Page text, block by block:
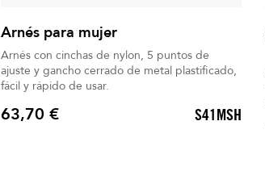
Arnés para mujer
Arnés con cinchas de nylon, 5 puntos de
ajuste y gancho cerrado de metal plastificado,
fácil y rápido de usar.
Precio
63,70 € S41MSH